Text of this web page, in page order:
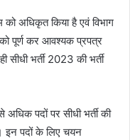
को अधिकृत किया है एवं विभाग
को पूर्ण कर आवश्यक प्रपत्र
सीधी भर्ती 2023 की भर्ती
पदों पर सीधी भर्ती की
इन पदों के लिए चयन